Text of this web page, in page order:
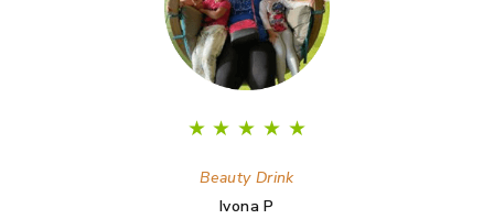
★ ★ ★ ★ ★
Beauty Drink
Ivona P